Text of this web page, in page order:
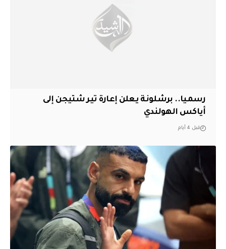
رسميا.. برشلونة يعلن إعارة تير شتيجن إلى
أياكس الهولندي
قبل 4 أيام